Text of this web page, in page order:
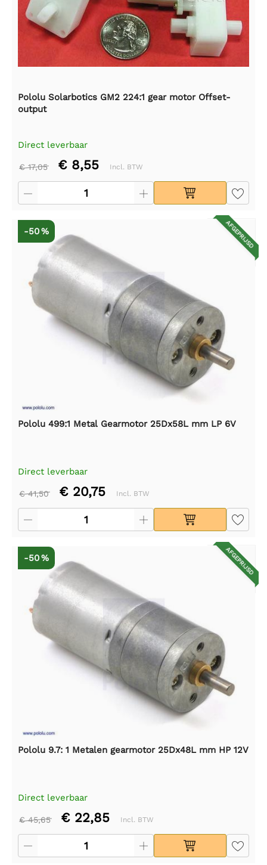
Pololu Solarbotics GM2 224:1 gear motor Offset-
output
Direct leverbaar
€ 17,05 € 8,55 Incl. BTW
AFGEPRIJSD
-50 %
Pololu 499:1 Metal Gearmotor 25Dx58L mm LP 6V
Direct leverbaar
€ 41,50 € 20,75 Incl. BTW
AFGEPRIJSD
-50 %
Pololu 9.7: 1 Metalen gearmotor 25Dx48L mm HP 12V
Direct leverbaar
€ 45,65 € 22,85 Incl. BTW